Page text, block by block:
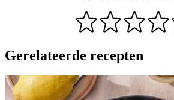
Gerelateerde recepten